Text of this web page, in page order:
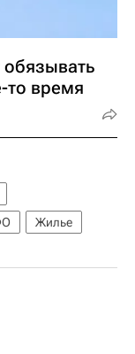
то время
Жилье